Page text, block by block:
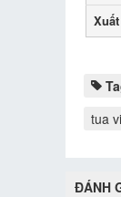
tua
ĐÁNH